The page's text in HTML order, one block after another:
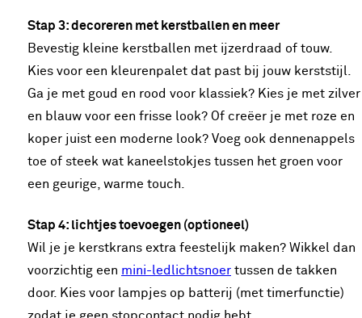
Stap 3: decoreren met kerstballen en meer
Bevestig kleine kerstballen met ijzerdraad of touw.
Kies voor een kleurenpalet dat past bij jouw kerststijl.
Ga je met goud en rood voor klassiek? Kies je met zilver
en blauw voor een frisse look? Of creëer je met roze en
koper juist een moderne look? Voeg ook dennenappels
toe of steek wat kaneelstokjes tussen het groen voor
een geurige, warme touch.
Stap 4: lichtjes toevoegen (optioneel)
Wil je je kerstkrans extra feestelijk maken? Wikkel dan
voorzichtig een mini-ledlichtsnoer tussen de takken
door. Kies voor lampjes op batterij (met timerfunctie)
zodat je geen stopcontact nodig hebt.